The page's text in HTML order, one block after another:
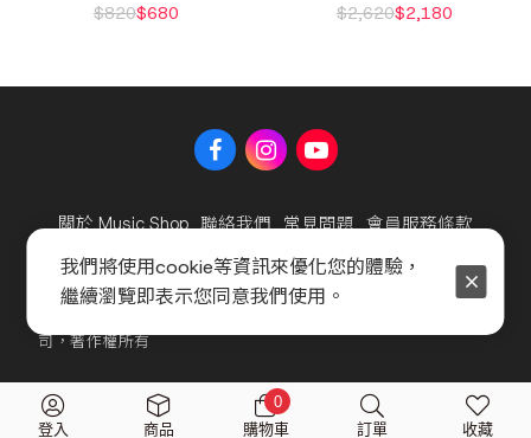
$820$680 $2,620$2,180
關於 Music Shop 聯絡我們 常見問題 會員服務條款
隱私權政策 官方聲明
司，著作權所有
登入 商品 購物車
0
訂單
收藏
我們將使用cookie等資訊來優化您的體驗，
繼續瀏覽即表示您同意我們使用。